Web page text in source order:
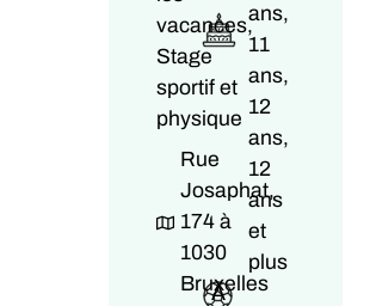
vacances,
Stage
sportif et
physique
Rue
Josaphat,
174 à
1030
Bruxelles
ans,
11
ans,
12
ans,
12
ans
et
plus
A